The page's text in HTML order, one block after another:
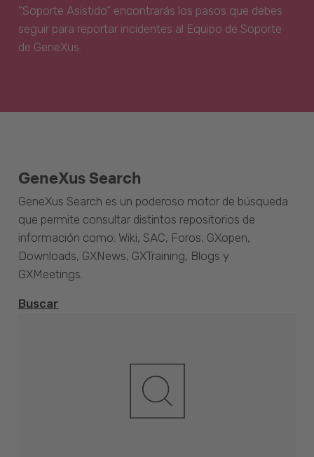
“Soporte Asistido” encontrarás los pasos que debes
seguir para reportar incidentes al Equipo de Soporte
de GeneXus.
GeneXus Search
GeneXus Search es un poderoso motor de búsqueda
que permite consultar distintos repositorios de
información como: Wiki, SAC, Foros, GXopen,
Downloads, GXNews, GXTraining, Blogs y
GXMeetings.
Buscar